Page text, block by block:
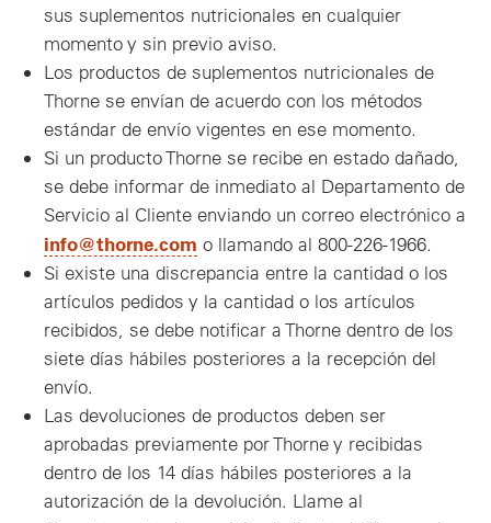
sus suplementos nutricionales en cualquier
momento y sin previo aviso.
Los productos de suplementos nutricionales de
Thorne se envían de acuerdo con los métodos
estándar de envío vigentes en ese momento.
Si un producto Thorne se recibe en estado dañado,
se debe informar de inmediato al Departamento de
Servicio al Cliente enviando un correo electrónico a
info@thorne.com o llamando al 800-226-1966.
Si existe una discrepancia entre la cantidad o los
artículos pedidos y la cantidad o los artículos
recibidos, se debe notificar a Thorne dentro de los
siete días hábiles posteriores a la recepción del
envío.
Las devoluciones de productos deben ser
aprobadas previamente por Thorne y recibidas
dentro de los 14 días hábiles posteriores a la
autorización de la devolución. Llame al